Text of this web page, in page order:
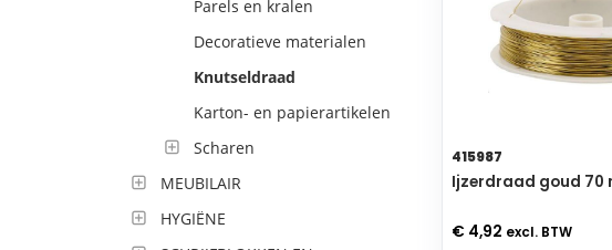
Parels en kralen
Decoratieve materialen
Knutseldraad
Karton- en papierartikelen
Scharen
MEUBILAIR
HYGIËNE
415987
Ijzerdraad goud 70
€ 4,92 excl. BTW